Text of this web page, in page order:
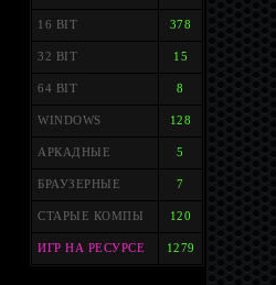
16 BIT 378
32 BIT 15
64 BIT 8
WINDOWS 128
АРКАДНЫЕ 5
БРАУЗЕРНЫЕ 7
СТАРЫЕ КОМПЫ 120
ИГР НА РЕСУРСЕ 1279